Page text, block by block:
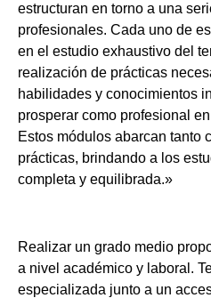
estructuran en torno a una
profesionales. Cada uno de
en el estudio exhaustivo del
realización de prácticas
habilidades y conocimientos
prosperar como profesional
Estos módulos abarcan tanto
prácticas, brindando a los
completa y equilibrada.»
Realizar un grado medio
a nivel académico y laboral.
especializada junto a un